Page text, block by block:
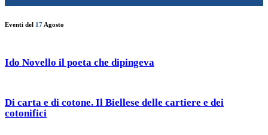
Eventi del 17 Agosto
Ido Novello il poeta che dipingeva
Di carta e di cotone. Il Biellese delle cartiere e dei
cotonifici